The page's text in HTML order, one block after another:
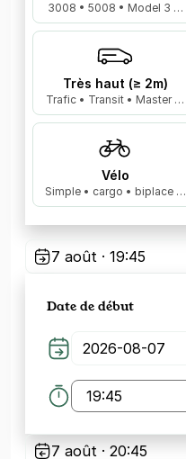
3008 • 5008 • Model 3 …
Très haut (≥ 2m)
Trafic • Transit • Master …
Vélo
Simple • cargo • biplace …
7 août · 19:45
Date de début
7 août · 20:45